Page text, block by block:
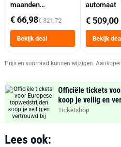
maanden
abonnement
€ 66,98€ 321,72
Bekijk deal
automaat
€ 509,00
Bekijk deal
Prijs en voorraad kunnen wijzigen.
Officiële tickets
koop je veilig en
Ticketshop
Lees ook: